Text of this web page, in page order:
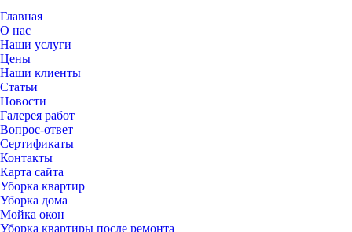
Главная
О нас
Наши услуги
Цены
Наши клиенты
Статьи
Новости
Галерея работ
Вопрос-ответ
Сертификаты
Контакты
Карта сайта
Уборка квартир
Уборка дома
Мойка окон
Уборка квартиры после ремонта